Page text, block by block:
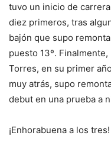
tuvo un inicio de
diez primeros, tras
bajón que supo
puesto 13º.
Torres, en su primer
muy atrás, supo
debut en una prueba a
¡Enhorabuena a los tres!